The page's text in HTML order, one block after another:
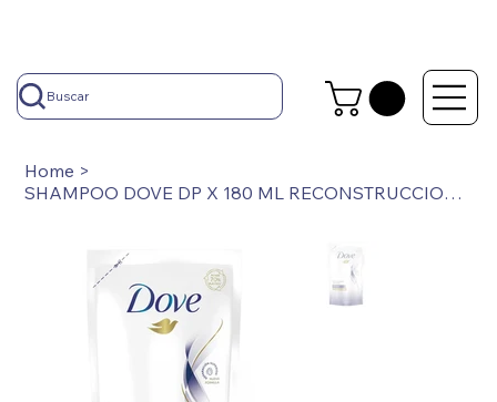
Buscar
Home >
SHAMPOO DOVE DP X 180 ML RECONSTRUCCION COMPLETA